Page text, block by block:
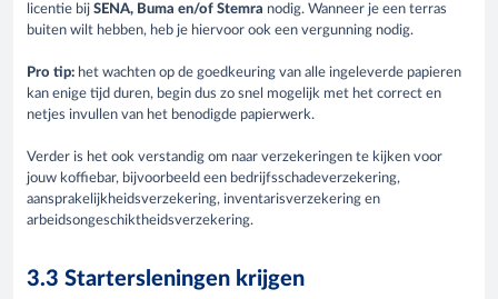
licentie bij SENA, Buma en/of Stemra nodig. Wanneer je een terras
buiten wilt hebben, heb je hiervoor ook een vergunning nodig.
Pro tip: het wachten op de goedkeuring van alle ingeleverde papieren
kan enige tijd duren, begin dus zo snel mogelijk met het correct en
netjes invullen van het benodigde papierwerk.
Verder is het ook verstandig om naar verzekeringen te kijken voor
jouw koffiebar, bijvoorbeeld een bedrijfsschadeverzekering,
aansprakelijkheidsverzekering, inventarisverzekering en
arbeidsongeschiktheidsverzekering.
3.3 Startersleningen krijgen